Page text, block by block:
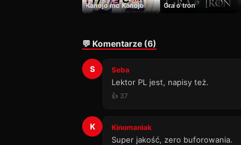
Kanojo mo Kanojo Gra o tron
💬 Komentarze (6)
S Seba
Lektor PL jest, napisy też.
👍 37
K Kinomaniak
Super jakość, zero buforowania.